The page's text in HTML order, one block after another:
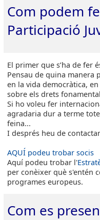
Com podem
Participació
El primer que s’ha de fer
Pensau de quina manera
en la vida democràtica,
sobre els drets
Si ho voleu fer
agradaria dur a terme
feina...
I després heu de
AQUÍ podeu trobar socis
Aquí podeu trobar l'
per conèixer què s'entén
programes europeus.
Com es